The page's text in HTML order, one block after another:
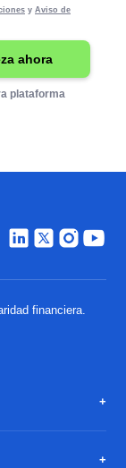
y Aviso de
plataforma
financiera.